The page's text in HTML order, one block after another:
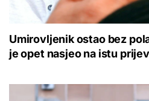
Umirovljenik ostao bez
je opet nasjeo na istu